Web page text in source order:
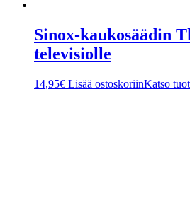
Sinox-kaukosäädin
televisiolle
14,95€ Lisää ostoskoriinKatso